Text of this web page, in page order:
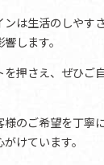
ンは生活のしやす
します。
を押さえ、ぜひご
様のご希望を丁寧
けています。